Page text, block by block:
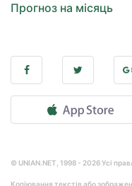
Прогноз на місяць
© UNIAN.NET, 1998 - 2026 Усі
Копіювання текстів або